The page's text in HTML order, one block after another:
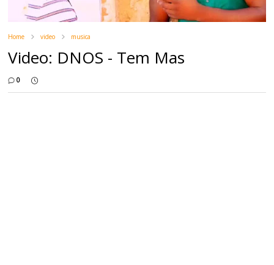
Home video musica
Video: DNOS - Tem Mas
0